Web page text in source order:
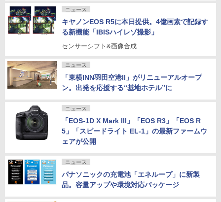
ニュース
キヤノンEOS R5に本日提供。4億画素で記録す
る新機能「IBISハイレゾ撮影」
センサーシフト&画像合成
ニュース
「東横INN羽田空港II」がリニューアルオープ
ン。出発を応援する“基地ホテル”に
ニュース
「EOS-1D X Mark III」「EOS R3」「EOS R
5」「スピードライト EL-1」の最新ファームウ
ェアが公開
ニュース
パナソニックの充電池「エネループ」に新製
品。容量アップや環境対応パッケージ